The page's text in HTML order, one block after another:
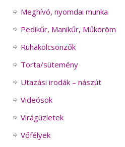
Meghívó, nyomdai munka
Pedikűr, Manikűr, Műköröm
Ruhakölcsönzők
Torta/sütemény
Utazási irodák – nászút
Videósok
Virágüzletek
Vőfélyek